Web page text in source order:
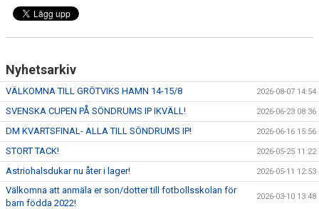
TRYGG I ASTRIO
BK ASTRIO LOPPIS & CAFÉ
ASTRIOSHOPEN
Nyhetsarkiv
VÄLKOMNA TILL GRÖTVIKS HAMN 14-15/8 2026-08-07 14:54
SVENSKA CUPEN PÅ SÖNDRUMS IP IKVÄLL! 2026-06-23 08:36
DM KVARTSFINAL- ALLA TILL SÖNDRUMS IP! 2026-06-16 15:56
STORT TACK! 2026-05-25 11:22
Astriohalsdukar nu åter i lager! 2026-05-11 12:53
Välkomna att anmäla er son/dotter till fotbollsskolan för
barn födda 2022!
2026-03-10 13:48